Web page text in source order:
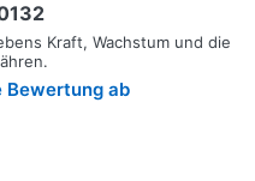
Kraft, Wachstum und die
Bewertung ab